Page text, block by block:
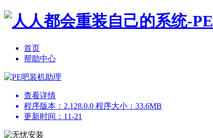
首页
帮助中心
查看详情
程序版本：2.128.0.0 程序大小：33.6MB
更新时间：11-21